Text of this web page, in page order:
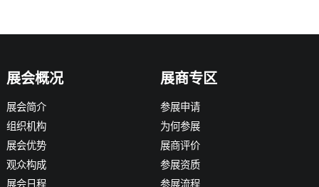
展会概况
展会简介
组织机构
展会优势
观众构成
展会日程
展商专区
参展申请
为何参展
展商评价
参展资质
参展流程